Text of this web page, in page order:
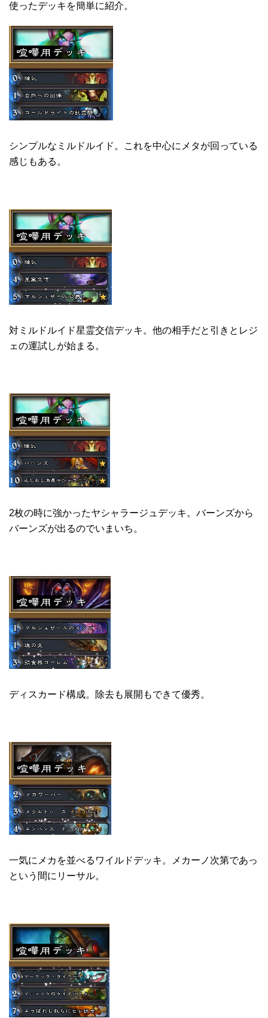
使ったデッキを簡単に紹介。
シンプルなミルドルイド。これを中心にメタが回っている
感じもある。
対ミルドルイド星霊交信デッキ。他の相手だと引きとレジ
ェの運試しが始まる。
2枚の時に強かったヤシャラージュデッキ。バーンズから
バーンズが出るのでいまいち。
ディスカード構成。除去も展開もできて優秀。
一気にメカを並べるワイルドデッキ。メカーノ次第であっ
という間にリーサル。